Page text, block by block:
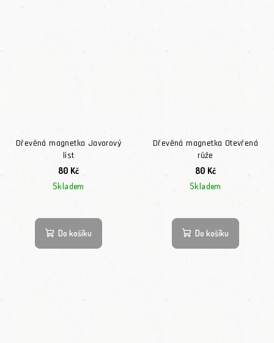
Dřevěná magnetka Javorový
list
80 Kč
Skladem
Do košíku
Dřevěná magnetka Otevřená
růže
80 Kč
Skladem
Do košíku